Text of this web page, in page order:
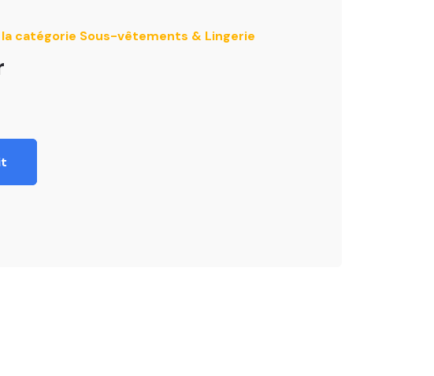
catégorie Sous-vêtements & Lingerie